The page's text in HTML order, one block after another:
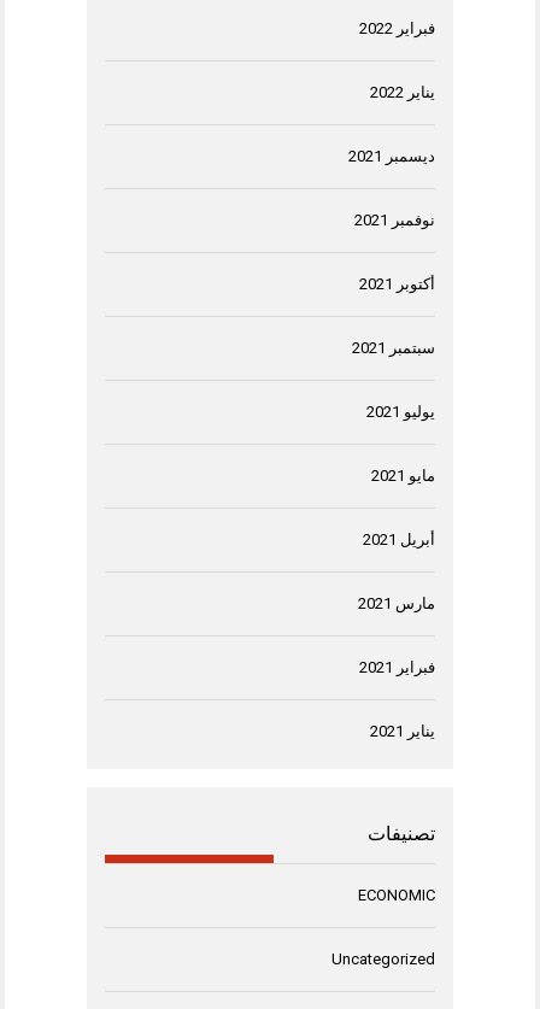
فبراير 2022
يناير 2022
ديسمبر 2021
نوفمبر 2021
أكتوبر 2021
سبتمبر 2021
يوليو 2021
مايو 2021
أبريل 2021
مارس 2021
فبراير 2021
يناير 2021
تصنيفات
ECONOMIC
Uncategorized